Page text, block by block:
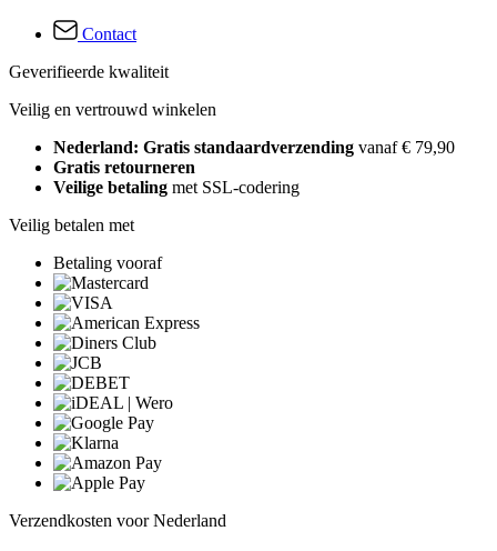
Contact
Geverifieerde kwaliteit
Veilig en vertrouwd winkelen
Nederland: Gratis standaardverzending vanaf € 79,90
Gratis retourneren
Veilige betaling met SSL-codering
Veilig betalen met
Betaling vooraf
Verzendkosten voor Nederland